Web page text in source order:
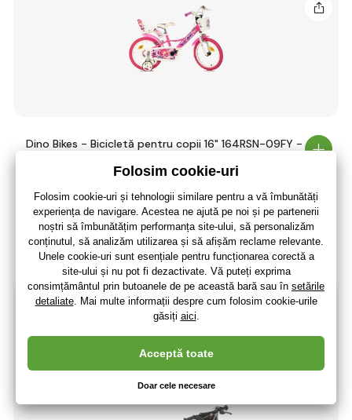
Dino Bikes - Bicicletă pentru copii 16" 164RSN-09FY -
540,50 leifără TVA
+ 142 puncte
În stoc > 5 buc(La dumneavoastră 17.08.)